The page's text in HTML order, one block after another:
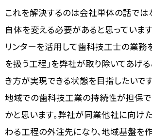
これを解決するのは会社単体の話では
自体を変える必要があると思っています
リンターを活用して歯科技工士の業務
を扱う工程」を弊社が取り除いてあげる
き方が実現できる状態を目指したいで
地域での歯科技工業の持続性が担保
かと思います。弊社が同業他社に向け
わる工程の外注先になり、地域基盤を